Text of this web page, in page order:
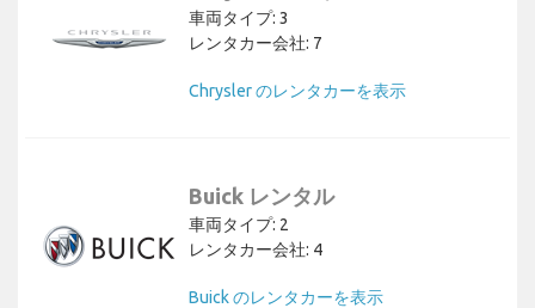
車両タイプ: 3
レンタカー会社: 7
Chrysler のレンタカーを表示
Buick レンタル
車両タイプ: 2
レンタカー会社: 4
Buick のレンタカーを表示